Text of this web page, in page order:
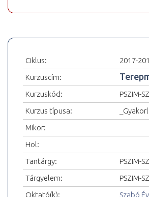
Ciklus:
2017-
Kurzuscím:
Kurzuskód:
PSZIM-
Kurzus típusa:
Mikor:
Hol:
Tantárgy:
PSZIM-
Tárgyelem:
PSZIM-
Oktató(k):
Szabó